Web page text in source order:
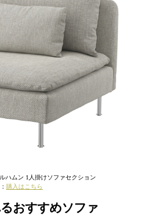
ハムン 1人掛けソファセクション
購入はこちら
おすすめソファ